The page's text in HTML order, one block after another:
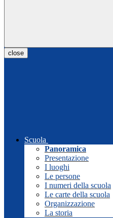
close
Scuola
Panoramica
Presentazione
I luoghi
Le persone
I numeri della scuola
Le carte della scuola
Organizzazione
La storia